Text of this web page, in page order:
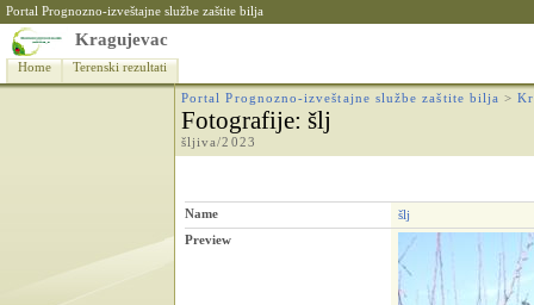
Portal Prognozno-izveštajne službe zaštite bilja
Kragujevac
Home Terenski rezultati
Portal Prognozno-izveštajne službe zaštite bilja >
Fotografije: šlj
šljiva/2023
Name
šlj
Preview